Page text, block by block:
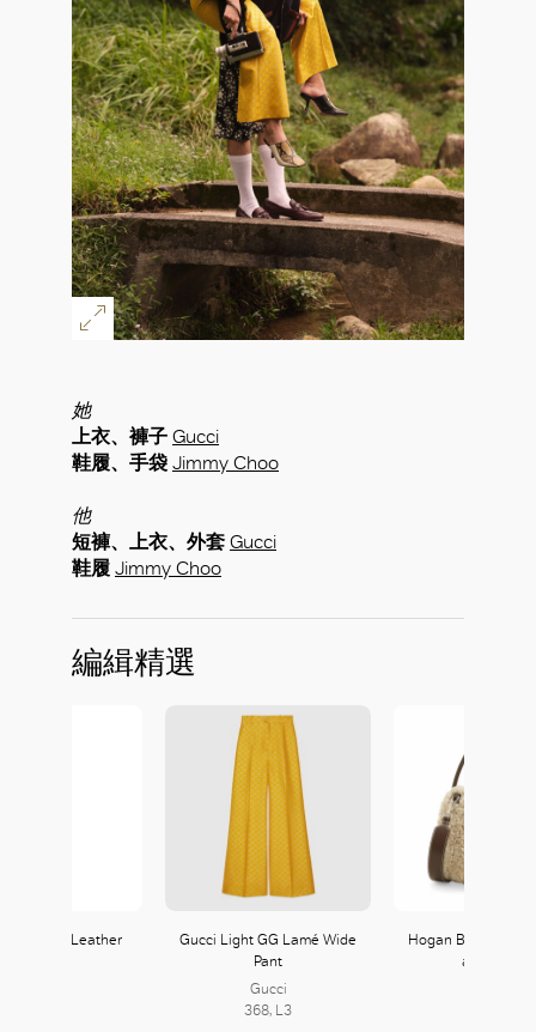
她
上衣、褲子 Gucci
鞋履、手袋 Jimmy Choo
他
短褲、上衣、外套 Gucci
鞋履 Jimmy Choo
編緝精選
Nappa Leather
Gucci Light GG Lamé Wide
Pant
Gucci
368, L3
Hogan Boston Bag
and Brown